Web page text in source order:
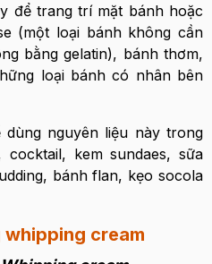
để trang trí mặt bánh hoặc
(một loại bánh không cần
bằng gelatin), bánh thơm,
loại bánh có nhân bên
nguyên liệu này trong
kem sundaes, sữa
bánh flan, kẹo socola
whipping cream